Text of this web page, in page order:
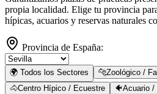
propia localidad. Elige tu provincia
hípicas, acuarios y reservas naturales
Provincia de España:
🌍 Todos los Sectores 🐆Zoológico /
🐴Centro Hípico / Ecuestre 🐠Acuario /